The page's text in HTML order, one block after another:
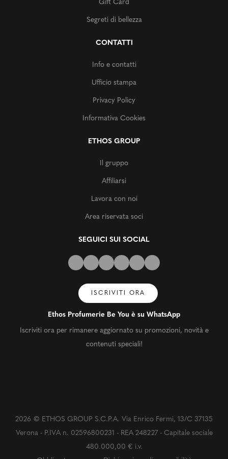
Gift Card
Segreti di bellezza
CONTATTI
Info e contatti
Ufficio stampa
Privacy Policy
Informativa Cookies
ETHOS GROUP
Il gruppo
Affiliarsi
Lavora con noi
Area riservata soci
SEGUICI SUI SOCIAL
ISCRIVITI ORA
Ethos Profumerie Be You è su WhatsApp
Iscriviti ora per rimanere aggiornato su promozioni, novità e
contenuti speciali!
2026 © ETHOS GROUP S.C.P.A. Via Enrico Fermi, 13/C 37135
Verona - P.IVA n. 02596800231 - REA 248227 - Capitale sociale
480.000,00 € i.v.